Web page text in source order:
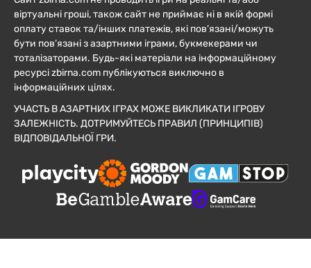
віртуальні гроші, також сайт не приймає ні в якій формі
оплату ставок та/інших платежів, які пов’язані/можуть
бути пов’язані з азартними іграми, букмекерами чи
тоталізаторами. Будь-які матеріали на інформаційному
ресурсі zbirna.com публікуються виключно в
інформаційних цілях.
УЧАСТЬ В АЗАРТНИХ ІГРАХ МОЖЕ ВИКЛИКАТИ ІГРОВУ
ЗАЛЕЖНІСТЬ. ДОТРИМУЙТЕСЬ ПРАВИЛ (ПРИНЦИПІВ)
ВІДПОВІДАЛЬНОЇ ГРИ.